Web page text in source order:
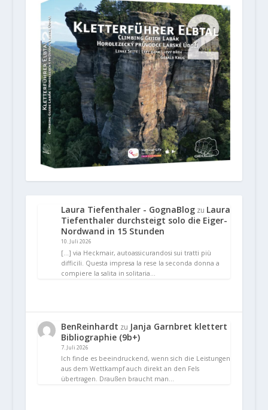
Laura Tiefenthaler - GognaBlogzu Laura
Tiefenthaler durchsteigt solo die Eiger-
Nordwand in 15 Stunden
10. Juli 2026
[…] via Heckmair, autoassicurandosi sui tratti più
difficili. Questa impresa la rese la seconda donna a
compiere la salita in solitaria…
BenReinhardt zu Janja Garnbret klettert
Bibliographie (9b+)
7. Juli 2026
Ich finde es beeindruckend, wenn sich die Leistungen
aus dem Wettkampf auch direkt an den Fels
übertragen. Draußen braucht man…